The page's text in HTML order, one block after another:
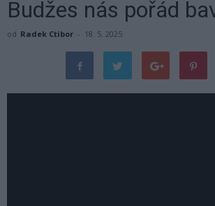
Budžes nás pořád
od Radek Ctibor - 18. 5. 2025